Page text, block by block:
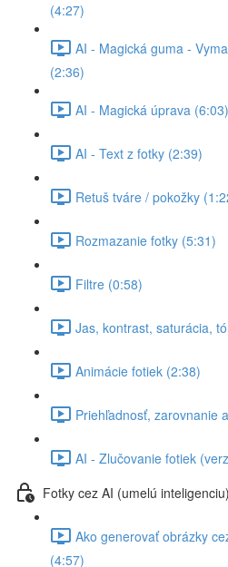
(4:27)
AI - Magická guma -
(2:36)
AI - Magická úprava (6:03)
AI - Text z fotky (2:39)
Retuš tváre / pokožky
Rozmazanie fotky (5:31)
Filtre (0:58)
Jas, kontrast, saturácia,
Animácie fotiek (2:38)
Priehľadnosť, zarovnanie
AI - Zlučovanie fotiek
Fotky cez AI (umelú inteligenciu)
Ako generovať obrázky
(4:57)